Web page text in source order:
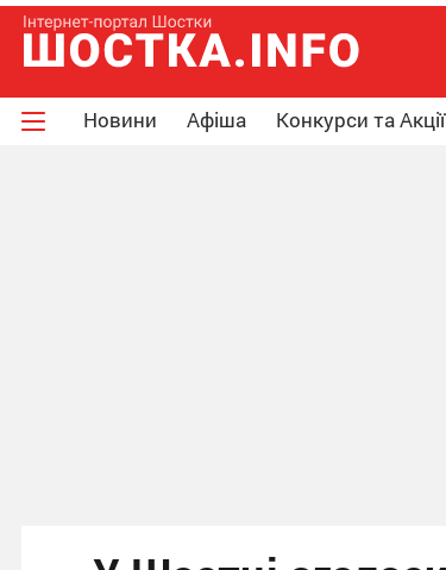
Новини Афіша Конкурси та Акції